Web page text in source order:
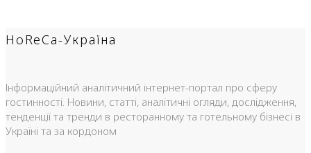
HoReCa-Україна
Інформаційний аналітичний інтернет-портал про сферу
гостинності. Новини, статті, аналітичні огляди, дослідження,
тенденції та тренди в ресторанному та готельному бізнесі в
Україні та за кордоном